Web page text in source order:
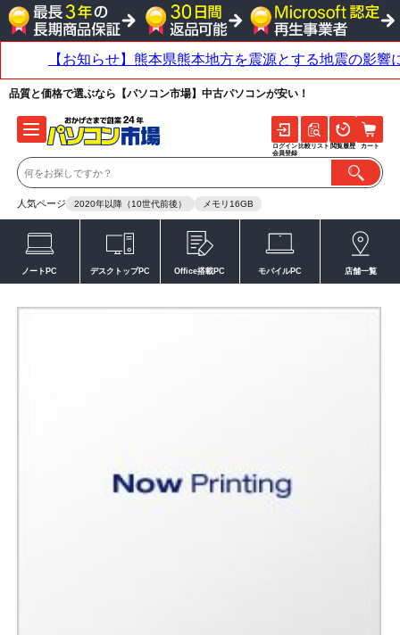
品質と価格で選ぶなら【パソコン市場】中古パソコンが安い！
人気ページ 2020年以降（10世代前後） メモリ16GB
ログイン
会員登録
比較リスト 閲覧履歴 カート
ノートPC デスクトップPC Office搭載PC モバイルPC 店舗一覧